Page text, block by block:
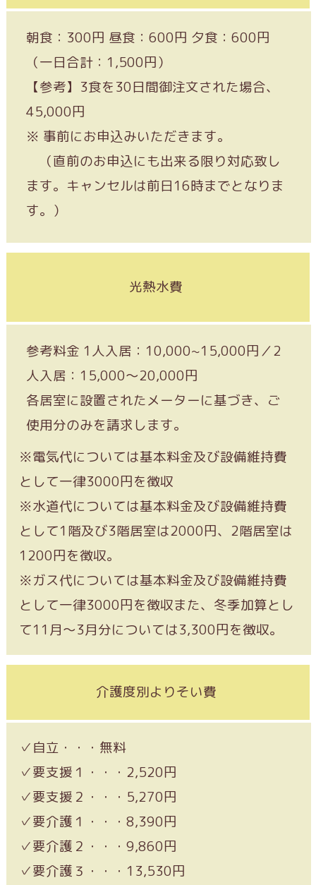
朝食：300円 昼食：600円 夕食：600円
（一日合計：1,500円）
【参考】3食を30日間御注文された場合、
45,000円
※ 事前にお申込みいただきます。
（直前のお申込にも出来る限り対応致し
ます。キャンセルは前日16時までとなりま
す。）
光熱水費
参考料金 1人入居：10,000~15,000円／2
人入居：15,000～20,000円
各居室に設置されたメーターに基づき、ご
使用分のみを請求します。
※電気代については基本料金及び設備維持費
として一律3000円を徴収
※水道代については基本料金及び設備維持費
として1階及び3階居室は2000円、2階居室は
1200円を徴収。
※ガス代については基本料金及び設備維持費
として一律3000円を徴収また、冬季加算とし
て11月～3月分については3,300円を徴収。
介護度別よりそい費
✓自立・・・無料
✓要支援１・・・2,520円
✓要支援２・・・5,270円
✓要介護１・・・8,390円
✓要介護２・・・9,860円
✓要介護３・・・13,530円